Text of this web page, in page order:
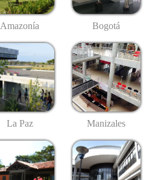
Amazonía Bogotá
La Paz Manizales